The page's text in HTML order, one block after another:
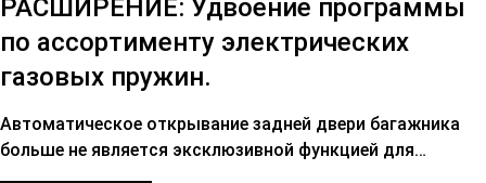
РАСШИРЕНИЕ: Удвоение программы
по ассортименту электрических
газовых пружин.
Автоматическое открывание задней двери багажника
больше не является эксклюзивной функцией для…